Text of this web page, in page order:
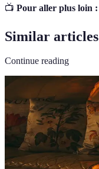
📺 Pour aller plus loin :
Similar articles
Continue reading